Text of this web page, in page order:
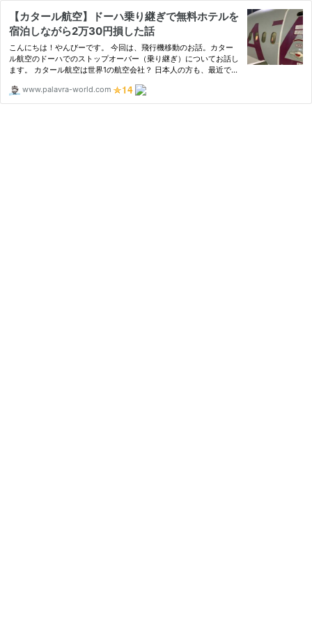
【カタール航空】ドーハ乗り継ぎで無料ホテルを
宿泊しながら2万30円損した話
こんにちは！やんびーです。 今回は、飛行機移動のお話。カター
ル航空のドーハでのストップオーバー（乗り継ぎ）についてお話し
ます。 カタール航空は世界1の航空会社？ 日本人の方も、最近では
www.palavra-world.com